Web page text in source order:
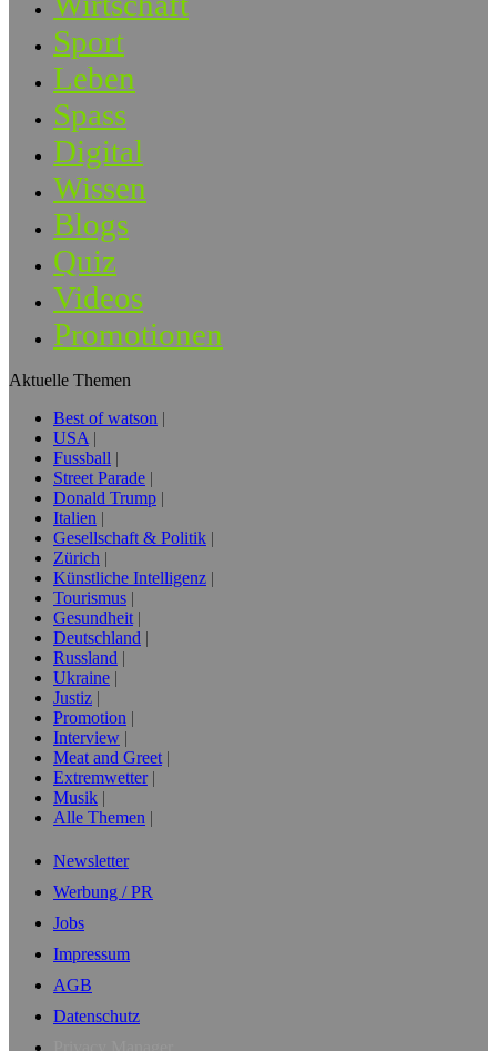
Sport
Leben
Spass
Digital
Wissen
Blogs
Quiz
Videos
Promotionen
Aktuelle Themen
Best of watson
USA
Fussball
Street Parade
Donald Trump
Italien
Gesellschaft & Politik
Zürich
Künstliche Intelligenz
Tourismus
Gesundheit
Deutschland
Russland
Ukraine
Justiz
Promotion
Interview
Meat and Greet
Extremwetter
Musik
Alle Themen
Newsletter
Werbung / PR
Jobs
Impressum
AGB
Datenschutz